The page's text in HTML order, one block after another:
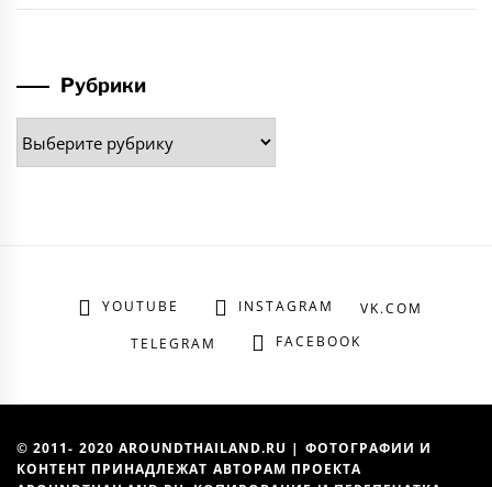
Рубрики
Рубрики
YOUTUBE INSTAGRAM
VK.COM
TELEGRAM
FACEBOOK
© 2011- 2020 AROUNDTHAILAND.RU | ФОТОГРАФИИ И
КОНТЕНТ ПРИНАДЛЕЖАТ АВТОРАМ ПРОЕКТА